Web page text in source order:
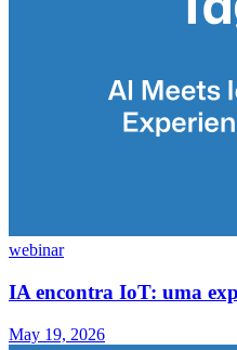
webinar
IA encontra IoT: uma
May 19, 2026